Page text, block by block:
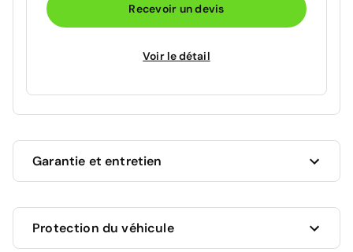
Recevoir un devis
Voir le détail
Garantie et entretien
mois à compter de la date de livraison.
Protection du véhicule